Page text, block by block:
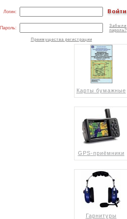
Логин:
Пароль:
Забыли
пароль?
Преимущества регистрации
Карты бумажные
GPS-приёмники
Гарнитуры